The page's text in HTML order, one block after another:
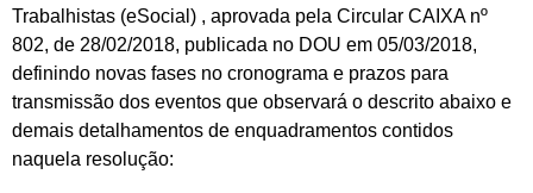
Trabalhistas (eSocial) , aprovada pela Circular CAIXA nº
802, de 28/02/2018, publicada no DOU em 05/03/2018,
definindo novas fases no cronograma e prazos para
transmissão dos eventos que observará o descrito abaixo e
demais detalhamentos de enquadramentos contidos
naquela resolução: